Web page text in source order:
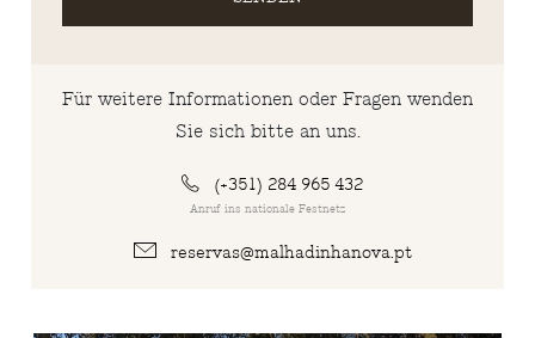
Für weitere Informationen oder Fragen wenden
Sie sich bitte an uns.
(+351) 284 965 432
Anruf ins nationale Festnetz
reservas@malhadinhanova.pt